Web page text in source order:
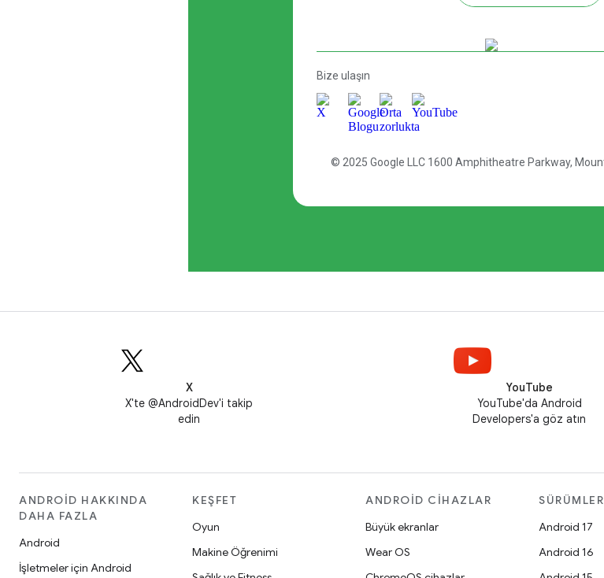
X
X'te @AndroidDev'i takip
edin
YouTube
YouTube'da Android
Developers'a göz atın
ANDROID HAKKINDA
DAHA FAZLA
Android
İşletmeler için Android
KEŞFET
Oyun
Makine Öğrenimi
ANDROID CIHAZLAR
Büyük ekranlar
Wear OS
SÜRÜMLER
Android 17
Android 16